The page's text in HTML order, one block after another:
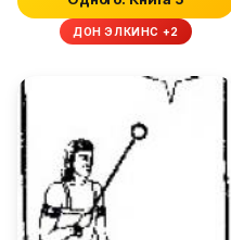
ДОН ЭЛКИНС +2